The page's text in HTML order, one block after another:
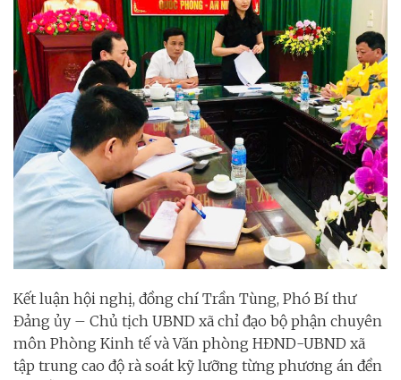
Kết luận hội nghị, đồng chí Trần Tùng, Phó Bí thư
Đảng ủy – Chủ tịch UBND xã chỉ đạo bộ phận chuyên
môn Phòng Kinh tế và Văn phòng HĐND-UBND xã
tập trung cao độ rà soát kỹ lưỡng từng phương án đền